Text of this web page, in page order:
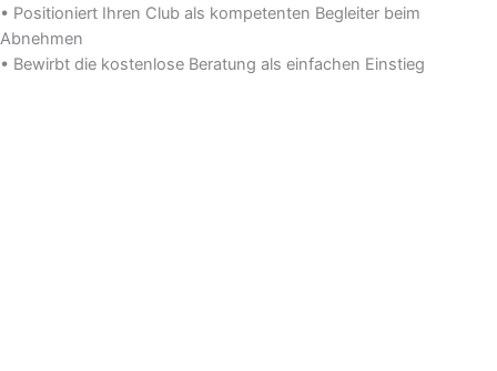
• Positioniert Ihren Club als kompetenten Begleiter beim
Abnehmen
• Bewirbt die kostenlose Beratung als einfachen Einstieg